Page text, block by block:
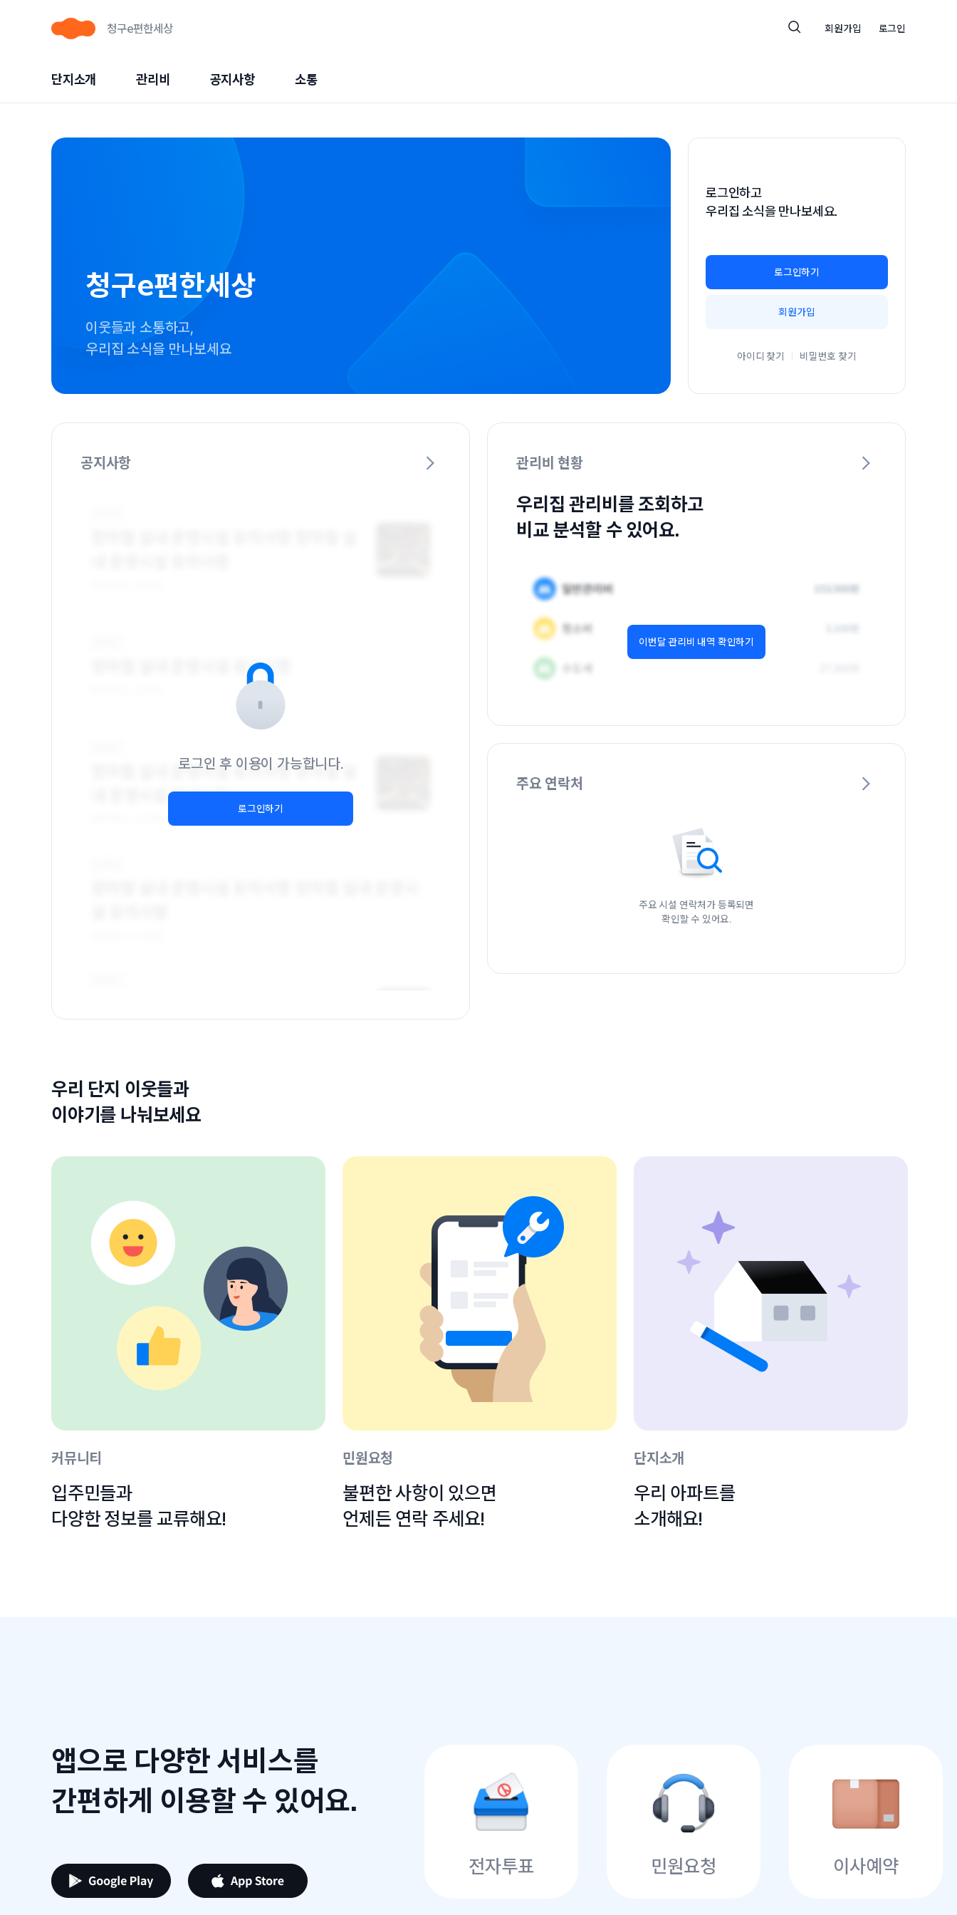
청구e편한세상 회원가입 로그인
단지소개 관리비 공지사항 소통
청구e편한세상
이웃들과 소통하고,
우리집 소식을 만나보세요
로그인하고
우리집 소식을 만나보세요.
로그인하기
회원가입
아이디 찾기 비밀번호 찾기
공지사항
로그인 후 이용이 가능합니다.
로그인하기
관리비 현황
우리집 관리비를 조회하고
비교 분석할 수 있어요.
이번달 관리비 내역 확인하기
주요 연락처
주요 시설 연락처가 등록되면
확인할 수 있어요.
우리 단지 이웃들과
이야기를 나눠보세요
커뮤니티
입주민들과
다양한 정보를 교류해요!
민원요청
불편한 사항이 있으면
언제든 연락 주세요!
단지소개
우리 아파트를
소개해요!
앱으로 다양한 서비스를
간편하게 이용할 수 있어요.
전자투표 민원요청 이사예약